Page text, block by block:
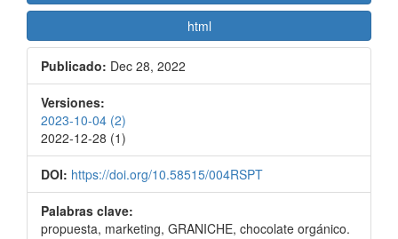
html
Publicado: Dec 28, 2022
Versiones:
2023-10-04 (2)
2022-12-28 (1)
DOI: https://doi.org/10.58515/004RSPT
Palabras clave:
propuesta, marketing, GRANICHE, chocolate orgánico.